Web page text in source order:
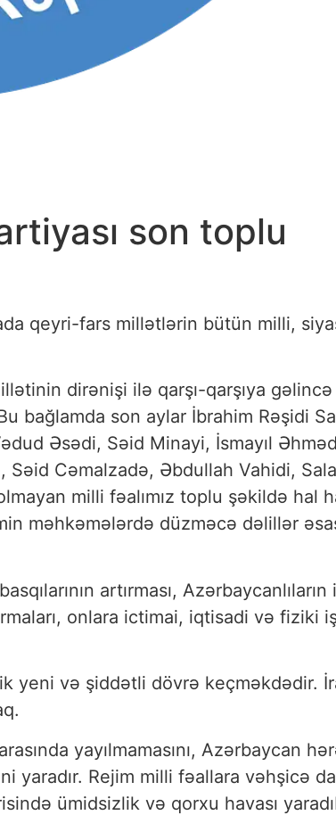
son toplu
qeyri-fars millətlərin bütün milli,
dirənişi ilə qarşı-qarşıya
bağlamda son aylar İbrahim Rəşidi
Əsədi, Səid Minayi, İsmayıl
Cəmalzadə, Əbdullah Vahidi,
milli fəalımız toplu şəkildə hal
məhkəmələrdə düzməcə dəlillər
artırması,
onlara ictimai, iqtisadi və fiziki
yeni və şiddətli dövrə keçməkdədir.
yayılmamasını, Azərbaycan
yaradır. Rejim milli fəallara vəhşicə
ümidsizlik və qorxu havası